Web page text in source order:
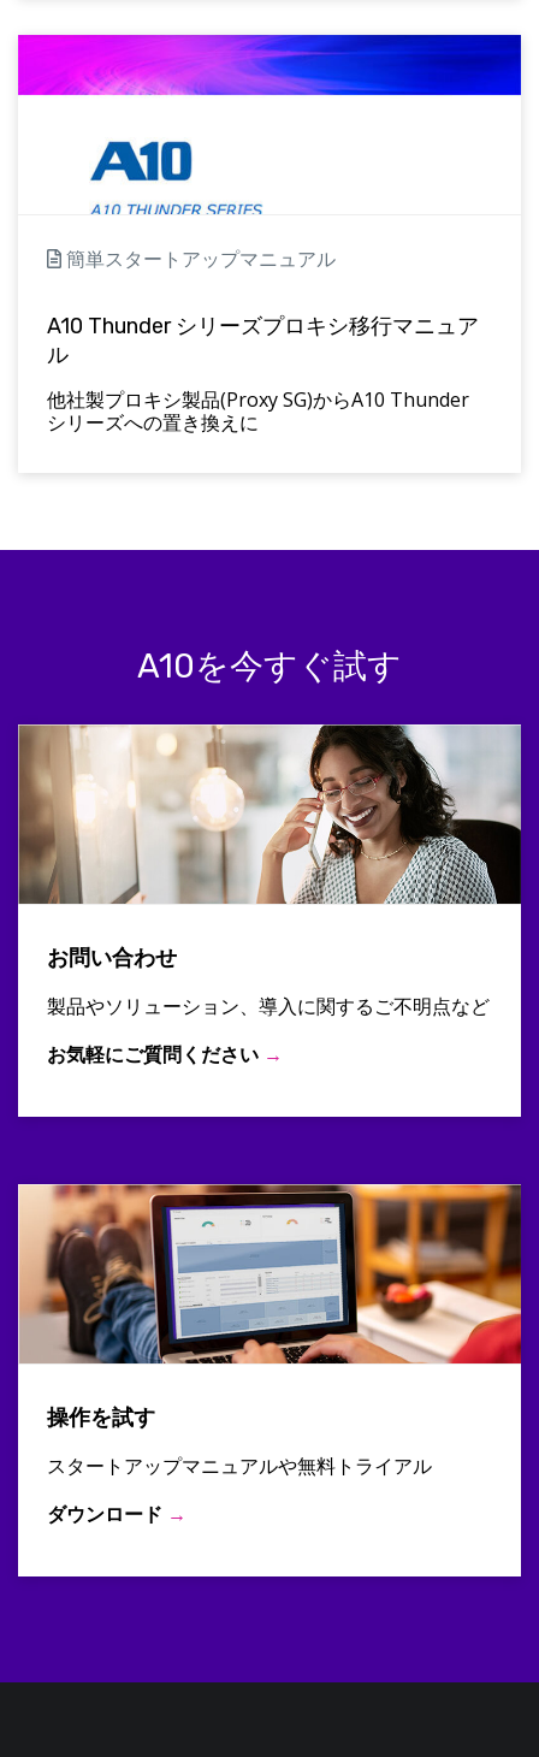
簡単スタートアップマニュアル
A10 Thunder シリーズプロキシ移行マニュア
ル
他社製プロキシ製品(Proxy SG)からA10 Thunder
シリーズへの置き換えに
A10を今すぐ試す
お問い合わせ
製品やソリューション、導入に関するご不明点など
お気軽にご質問ください →
操作を試す
スタートアップマニュアルや無料トライアル
ダウンロード →